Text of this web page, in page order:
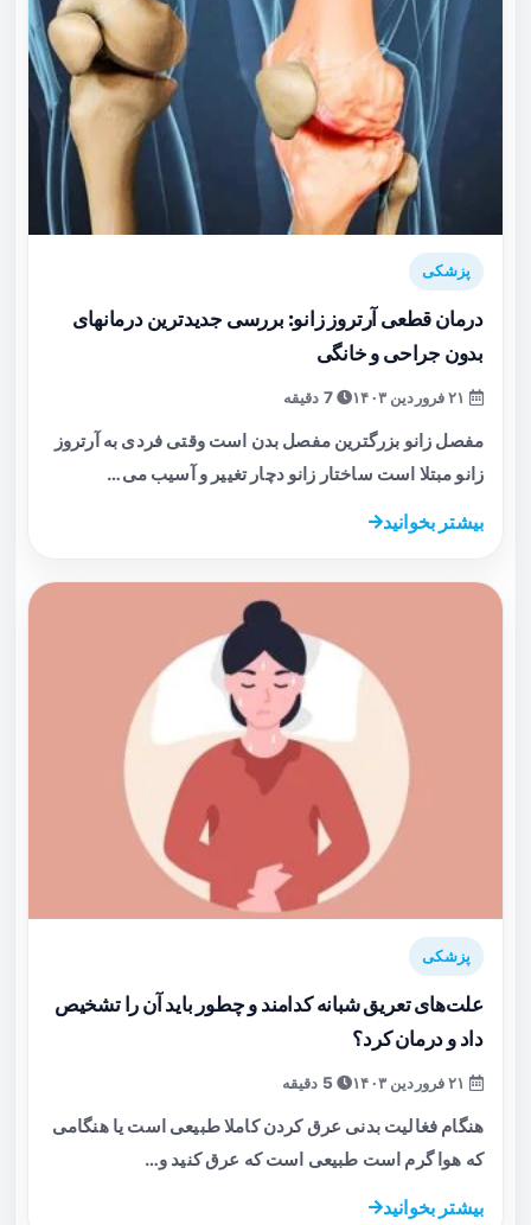
پزشکی
درمان قطعی آرتروز زانو: بررسی جدیدترین درمانهای
بدون جراحی و خانگی
7 دقیقه
مفصل زانو بزرگترین مفصل بدن است وقتی فردی به آرتروز
زانو مبتلا است ساختار زانو دچار تغییر و آسیب می…
بیشتر بخوانید
پزشکی
علت‌های تعریق شبانه کدامند و چطور باید آن را تشخیص
داد و درمان کرد؟
5 دقیقه
هنگام فغالیت بدنی عرق کردن کاملا طبیعی است یا هنگامی
که هوا گرم است طبیعی است که عرق کنید و…
بیشتر بخوانید